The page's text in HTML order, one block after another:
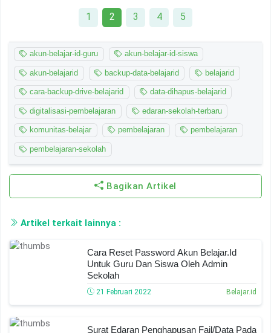
1 2 3 4 5
akun-belajar-id-guru akun-belajar-id-siswa
akun-belajarid backup-data-belajarid belajarid
cara-backup-drive-belajarid data-dihapus-belajarid
digitalisasi-pembelajaran edaran-sekolah-terbaru
komunitas-belajar pembelajaran pembelajaran
pembelajaran-sekolah
Bagikan Artikel
Artikel terkait lainnya :
Cara Reset Password Akun Belajar.id
Untuk Guru Dan Siswa Oleh Admin
Sekolah
21 Februari 2022 Belajar.id
Surat Edaran Penghapusan Fail/Data Pada